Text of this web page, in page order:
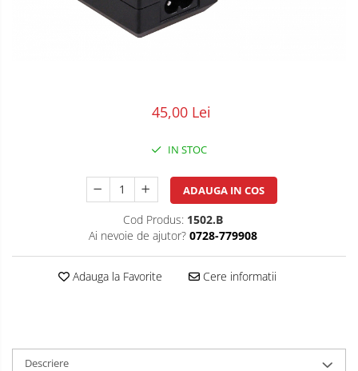
POS/Scanere coduri de bare
45,00 Lei
IN STOC
ADAUGA IN COS
Cod Produs: 1502.B
Ai nevoie de ajutor? 0728-779908
Adauga la Favorite Cere informatii
Descriere